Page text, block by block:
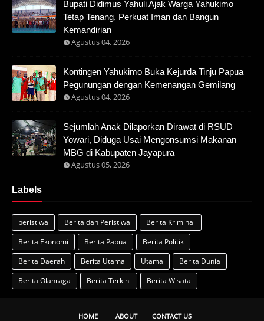
Bupati Didimus Yahuli Ajak Warga Yahukimo
Tetap Tenang, Perkuat Iman dan Bangun
Kemandirian
Agustus 04, 2026
Kontingen Yahukimo Buka Kejurda Tinju Papua
Pegunungan dengan Kemenangan Gemilang
Agustus 04, 2026
Sejumlah Anak Dilaporkan Dirawat di RSUD
Yowari, Diduga Usai Mengonsumsi Makanan
MBG di Kabupaten Jayapura
Agustus 05, 2026
Labels
peristiwa Berita dan Peristiwa
Berita Kriminal
Berita Ekonomi
Berita Papua
Berita Politik
Berita Daerah
Berita Utama Utama
Berita Dunia
Berita Olahraga
Berita Terkini Berita Wisata
HOME ABOUT CONTACT US